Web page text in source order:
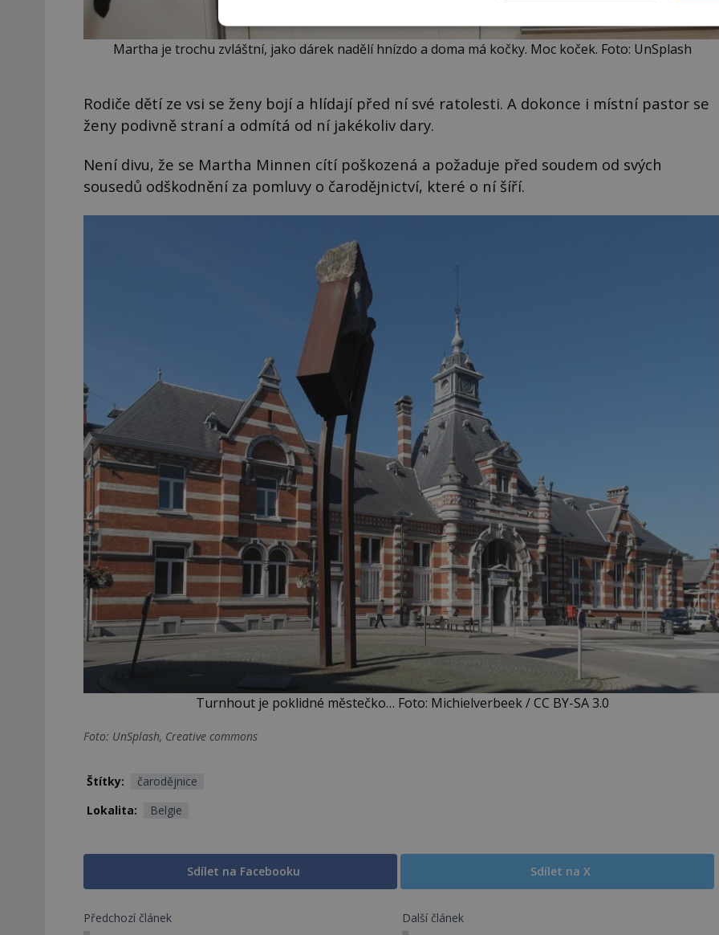
Martha je trochu zvláštní, jako dárek nadělí hnízdo a doma má kočky. Moc koček. Foto: UnSplash
Rodiče dětí ze vsi se ženy bojí a hlídají před ní své ratolesti. A dokonce i místní pastor se
ženy podivně straní a odmítá od ní jakékoliv dary.
Není divu, že se Martha Minnen cítí poškozená a požaduje před soudem od svých
sousedů odškodnění za pomluvy o čarodějnictví, které o ní šíří.
Turnhout je poklidné městečko… Foto: Michielverbeek / CC BY-SA 3.0
Foto: UnSplash, Creative commons
Štítky:
čarodějnice
Lokalita:
Belgie
Sdílet na Facebooku Sdílet na X
Předchozí článek Další článek